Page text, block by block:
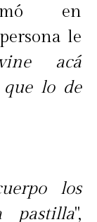
en
le
acá
que lo de
los
pastilla",